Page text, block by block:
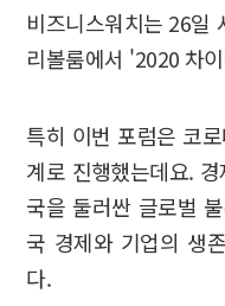
비즈니스워치는 26일
리볼룸에서 '2020 차
특히 이번 포럼은 코
계로 진행했는데요.
국을 둘러싼 글로벌
국 경제와 기업의 생
다.